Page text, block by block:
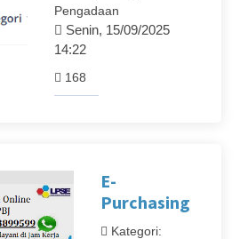
Pengadaan
Senin, 15/09/2025
14:22
168
E-
Purchasing
Kategori: